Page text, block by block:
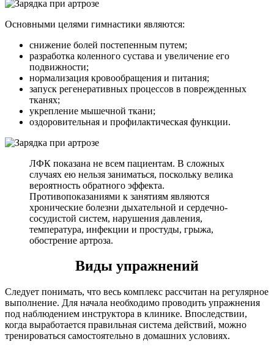
Основными целями гимнастики являются:
снижение болей постепенным путем;
разработка коленного сустава и увеличение его
подвижности;
нормализация кровообращения и питания;
запуск регенеративных процессов в поврежденных
тканях;
укрепление мышечной ткани;
оздоровительная и профилактическая функции.
ЛФК показана не всем пациентам. В сложных
случаях ею нельзя заниматься, поскольку велика
вероятность обратного эффекта.
Противопоказаниями к занятиям являются
хронические болезни дыхательной и сердечно-
сосудистой систем, нарушения давления,
температура, инфекции и простуды, грыжа,
обострение артроза.
Виды упражнений
Следует понимать, что весь комплекс рассчитан на регулярное
выполнение. Для начала необходимо проводить упражнения
под наблюдением инструктора в клинике. Впоследствии,
когда выработается правильная система действий, можно
тренироваться самостоятельно в домашних условиях.